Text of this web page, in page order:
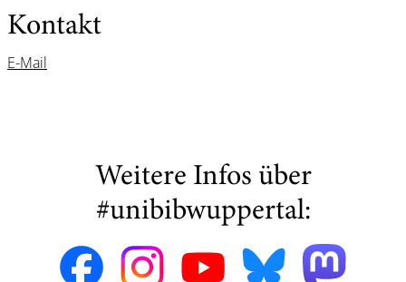
Kontakt
E-Mail
Weitere Infos über
#unibibwuppertal: